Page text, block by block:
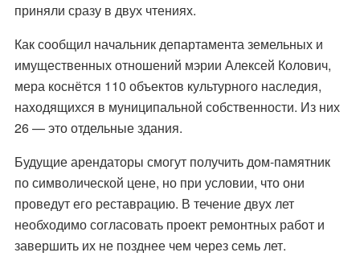
приняли сразу в двух чтениях.
Как сообщил начальник департамента земельных и
имущественных отношений мэрии Алексей Колович,
мера коснётся 110 объектов культурного наследия,
находящихся в муниципальной собственности. Из них
26 — это отдельные здания.
Будущие арендаторы смогут получить дом-памятник
по символической цене, но при условии, что они
проведут его реставрацию. В течение двух лет
необходимо согласовать проект ремонтных работ и
завершить их не позднее чем через семь лет.